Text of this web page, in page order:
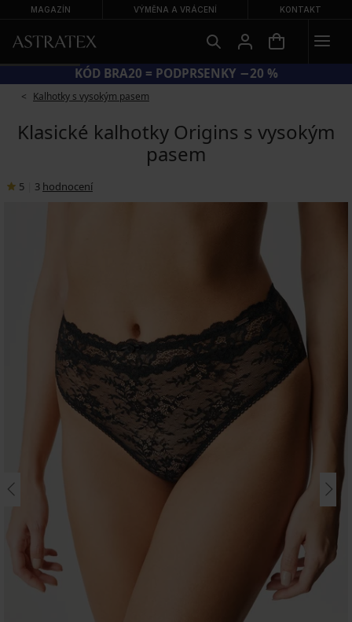
MAGAZÍN VÝMĚNA A VRÁCENÍ KONTAKT
KÓD BRA20 = PODPRSENKY −20 %
Kalhotky s vysokým pasem
Klasické kalhotky Origins s vysokým
pasem
5 3 hodnocení